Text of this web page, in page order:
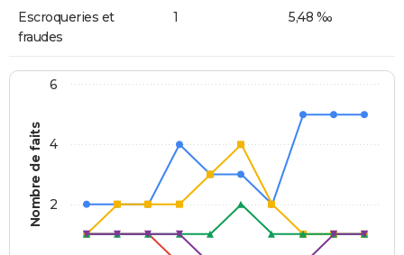
Escroqueries et
fraudes
1 5,48 ‰
Nombre de faits 2
4
6